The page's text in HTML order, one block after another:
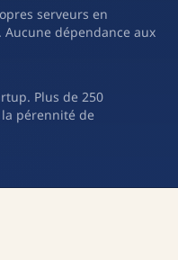
serveurs en
Aucune dépendance aux
Plus de 250
pérennité de